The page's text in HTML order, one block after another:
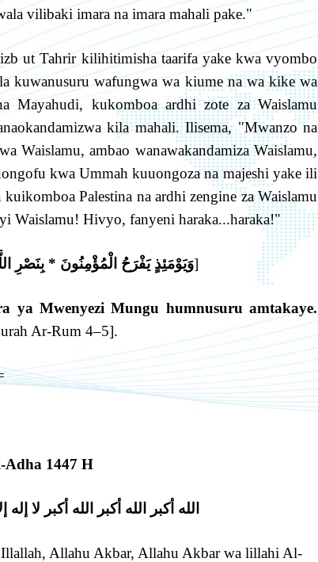
vilibaki imara na imara mahali pake."
ut Tahrir kilihitimisha taarifa yake kwa vyombo
kuwanusuru wafungwa wa kiume na wa kike wa
Mayahudi, kukomboa ardhi zote za Waislamu
kila mahali. Ilisema, "Mwanzo na
Waislamu, ambao wanawakandamiza Waislamu,
kwa Ummah kuuongoza na majeshi yake ili
Palestina na ardhi zengine za Waislamu
Waislamu! Hivyo, fanyeni haraka...haraka!"
وَيَوْمَئِذٍ يَفْرَحُ الْمُؤْمِنُونَ * بِنَصْرِ]
Mwenyezi Mungu humnusuru amtakaye.
Ar-Rum 4–5].
Adha 1447 H
الله أكبر الله أكبر الله أكبر لا
Allahu Akbar, Allahu Akbar wa lillahi Al-